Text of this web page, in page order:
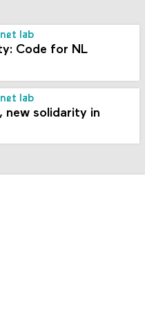
lab
Code for NL
lab
new solidarity in